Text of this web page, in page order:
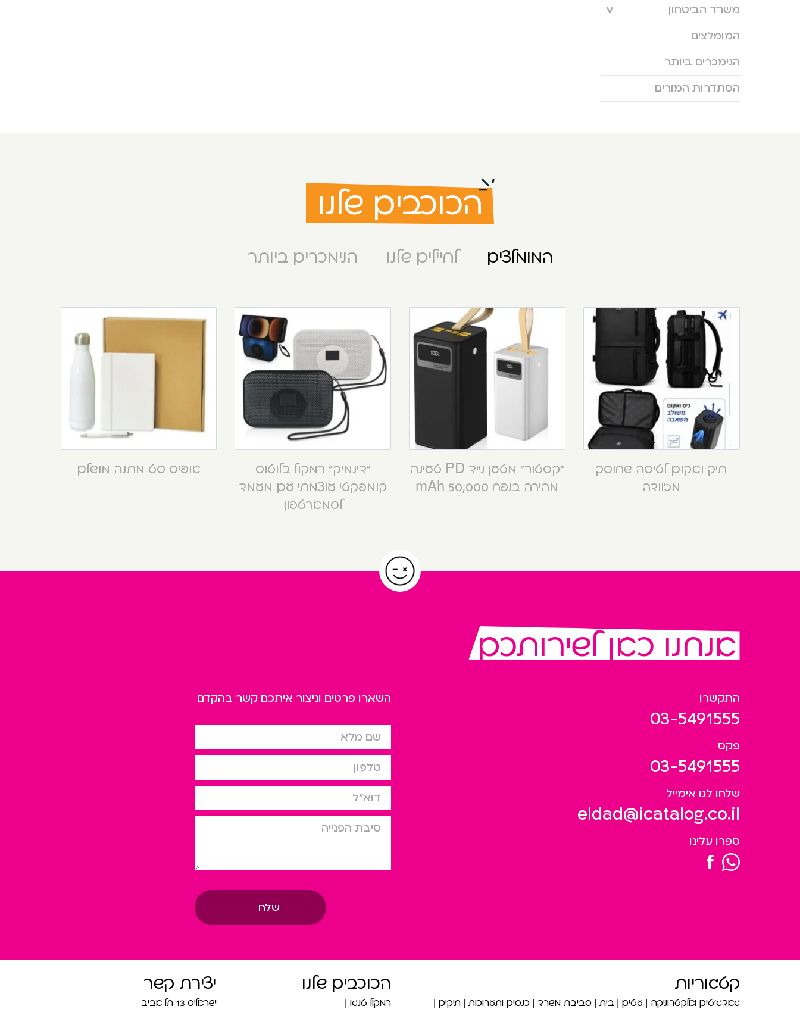
משרד הביטחון
המומלצים
הנימכרים ביותר
הסתדרות המורים
הכוכבים שלנו
המומלצים לחיילים שלנו הנימכרים ביותר
תיק ואקום לטיסה שחוסך
מזוודה
“קסטור” מטען נייד PD טעינה
מהירה בנפח 50,000 mAh
“דינמיק” רמקול בלוטוס
קומפקטי עוצמתי עם מעמד
לסמארטפון
אופיס סט מתנה מושלם
אנחנו כאן לשירותכם
התקשרו
03-5491555
פקס
03-5491555
שלחו לנו אימייל
eldad@icatalog.co.il
ספרו עלינו
השארו פרטים וניצור איתכם קשר בהקדם
שם מלא
טלפון
דוא”ל
סיבת הפניה
שלח
קטגוריות
גאדג’טים ואלקטרוניקה עטים בית סביבת משרד כנסים ותערוכות תיקים
הכוכבים שלנו
רמקול טנגו
יצירת קשר
ישראליס 13 תל אביב